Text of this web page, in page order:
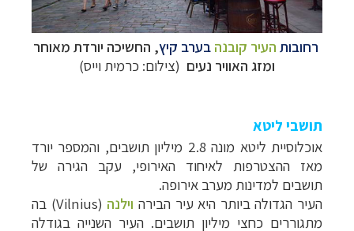
רחובות העיר קובנה בערב קיץ, החשיכה יורדת מאוחר
ומזג האוויר נעים (צילום: כרמית וייס)
תושבי ליטא
אוכלוסיית ליטא מונה 2.8 מיליון תושבים
, והמספר יורד
מאז ההצטרפות לאיחוד האירופי, עקב הגירה של
תושבים למדינות מערב אירופה.
העיר הגדולה ביותר היא עיר הבירה וילנה (
Vilnius) בה
מתגוררים כחצי מיליון תושבים. העיר השנייה בגודלה